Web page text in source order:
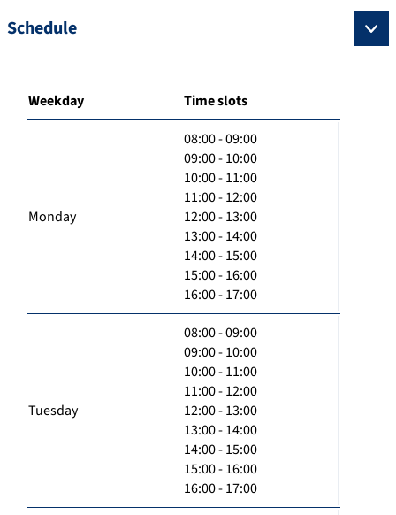
Schedule
Weekday Time slots
Monday
08:00 - 09:00
09:00 - 10:00
10:00 - 11:00
11:00 - 12:00
12:00 - 13:00
13:00 - 14:00
14:00 - 15:00
15:00 - 16:00
16:00 - 17:00
Tuesday
08:00 - 09:00
09:00 - 10:00
10:00 - 11:00
11:00 - 12:00
12:00 - 13:00
13:00 - 14:00
14:00 - 15:00
15:00 - 16:00
16:00 - 17:00